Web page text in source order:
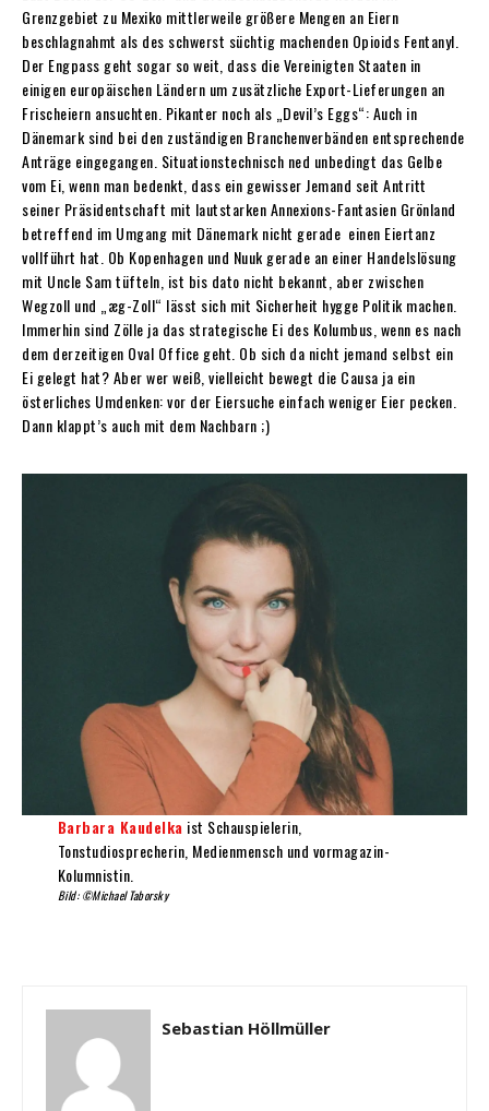
Grenzgebiet zu Mexiko mittlerweile größere Mengen an Eiern
beschlagnahmt als des schwerst süchtig machenden Opioids Fentanyl.
Der Engpass geht sogar so weit, dass die Vereinigten Staaten in
einigen europäischen Ländern um zusätzliche Export-Lieferungen an
Frischeiern ansuchten. Pikanter noch als „Devil’s Eggs“: Auch in
Dänemark sind bei den zuständigen Branchenverbänden entsprechende
Anträge eingegangen. Situ­ationstechnisch ned unbedingt das Gelbe
vom Ei, wenn man bedenkt, dass ein gewisser Jemand seit Antritt
seiner Präsidentschaft mit lautstarken Annexions-Fantasien Grönland
betreffend im Umgang mit Dänemark nicht gerade ­ einen Eiertanz
vollführt hat. Ob Kopenhagen und Nuuk gerade an einer Handelslösung
mit Uncle Sam tüfteln, ist bis dato nicht bekannt, aber zwischen
Wegzoll und „æg-Zoll“ lässt sich mit Sicherheit hygge Politik machen.
Immerhin sind Zölle ja das strategische Ei des Kolumbus, wenn es nach
dem derzeitigen Oval Office geht. Ob sich da nicht jemand selbst ein
Ei gelegt hat? Aber wer weiß, vielleicht bewegt die Causa ja ein
österliches Umdenken: vor der Eiersuche einfach weniger Eier pecken.
Dann klappt’s auch mit dem Nachbarn ;)
Barbara Kaudelka ist Schauspielerin,
Tonstudiosprecherin, Medienmensch und vormagazin-
Kolumnistin.
Bild: ©Michael Taborsky
Sebastian Höllmüller